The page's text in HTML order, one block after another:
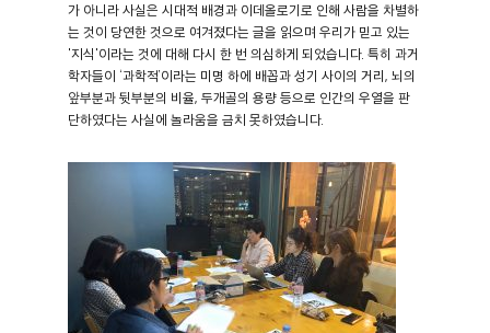
가 아니라 사실은 시대적 배경과 이데올로기로 인해 사람을 차별하
는 것이 당연한 것으로 여겨졌다는 글을 읽으며 우리가 믿고 있는
'지식'이라는 것에 대해 다시 한 번 의심하게 되었습니다. 특히 과거
학자들이 ‘과학적’이라는 미명 하에 배꼽과 성기 사이의 거리, 뇌의
앞부분과 뒷부분의 비율, 두개골의 용량 등으로 인간의 우열을 판
단하였다는 사실에 놀라움을 금치 못하였습니다.